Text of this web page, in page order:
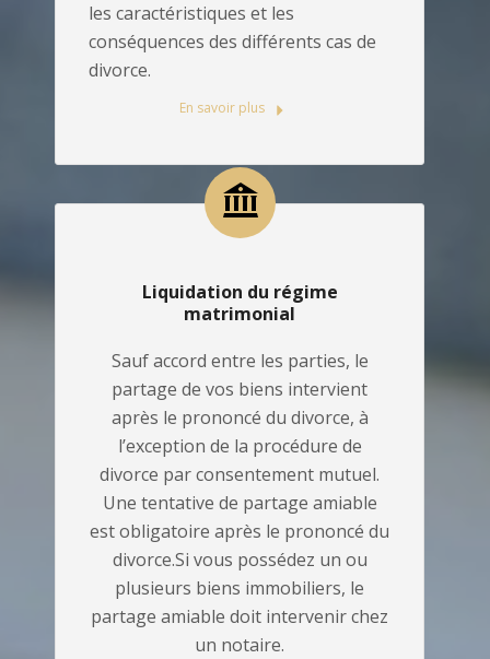
les caractéristiques et les
conséquences des différents cas de
divorce.
En savoir plus
Liquidation du régime
matrimonial
Sauf accord entre les parties, le
partage de vos biens intervient
après le prononcé du divorce, à
l’exception de la procédure de
divorce par consentement mutuel.
Une tentative de partage amiable
est obligatoire après le prononcé du
divorce.Si vous possédez un ou
plusieurs biens immobiliers, le
partage amiable doit intervenir chez
un notaire.